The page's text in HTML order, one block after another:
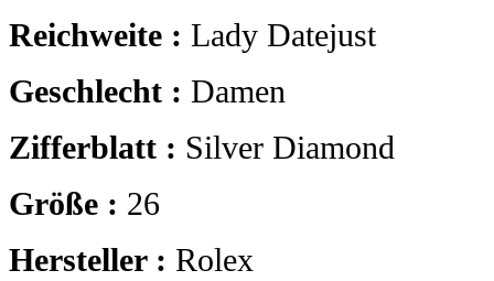
Reichweite : Lady Datejust
Geschlecht : Damen
Zifferblatt : Silver Diamond
Größe : 26
Hersteller : Rolex